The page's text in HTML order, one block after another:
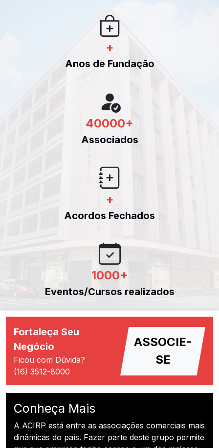
+
Anos de Fundação
40000+
Associados
+
Acordos Fechados
1000+
Eventos/Cursos realizados
Fortaleça Seu
Negócio
Ficou com Dúvida?
(16) 3512-8000
ASSOCIE-
SE
Conheça Mais
A ACIRP está entre as associações comerciais mais
dinâmicas do país. Fazer parte deste grupo permite